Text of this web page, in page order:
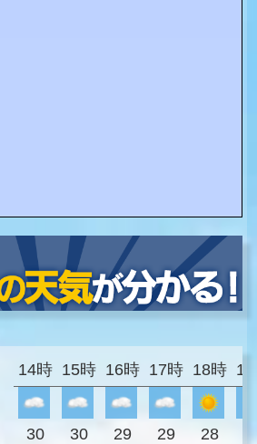
14時 15時 16時 17時 18時
30 30 29 29 28